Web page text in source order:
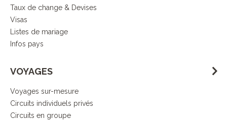
Taux de change & Devises
Visas
Listes de mariage
Infos pays
VOYAGES
Voyages sur-mesure
Circuits individuels privés
Circuits en groupe